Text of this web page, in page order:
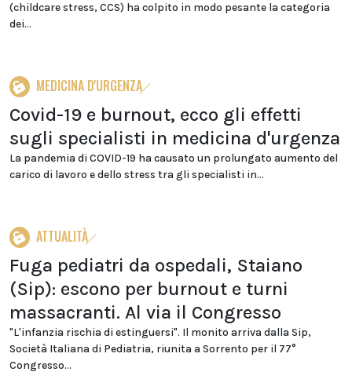
(childcare stress, CCS) ha colpito in modo pesante la categoria
dei...
MEDICINA D'URGENZA
Covid-19 e burnout, ecco gli effetti
sugli specialisti in medicina d'urgenza
La pandemia di COVID-19 ha causato un prolungato aumento del
carico di lavoro e dello stress tra gli specialisti in...
ATTUALITÀ
Fuga pediatri da ospedali, Staiano
(Sip): escono per burnout e turni
massacranti. Al via il Congresso
"L'infanzia rischia di estinguersi". Il monito arriva dalla Sip,
Società Italiana di Pediatria, riunita a Sorrento per il 77°
Congresso...